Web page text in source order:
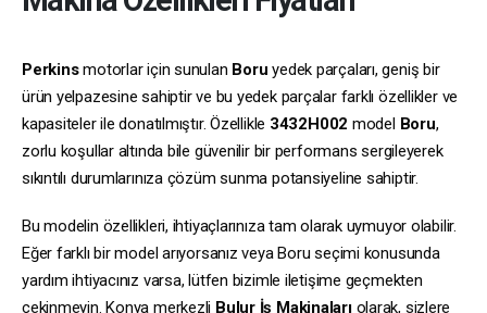
Perkinsmotorlar için sunulan Boru yedek parçaları, geniş bir
ürün yelpazesine sahiptir ve bu yedek parçalar farklı özellikler ve
kapasiteler ile donatılmıştır. Özellikle 3432H002 model Boru,
zorlu koşullar altında bile güvenilir bir performans sergileyerek
sıkıntılı durumlarınıza çözüm sunma potansiyeline sahiptir.
Bu modelin özellikleri, ihtiyaçlarınıza tam olarak uymuyor olabilir.
Eğer farklı bir model arıyorsanız veya Boru seçimi konusunda
yardım ihtiyacınız varsa, lütfen bizimle iletişime geçmekten
çekinmeyin. Konya merkezli Bulur İş Makinalarıolarak, sizlere